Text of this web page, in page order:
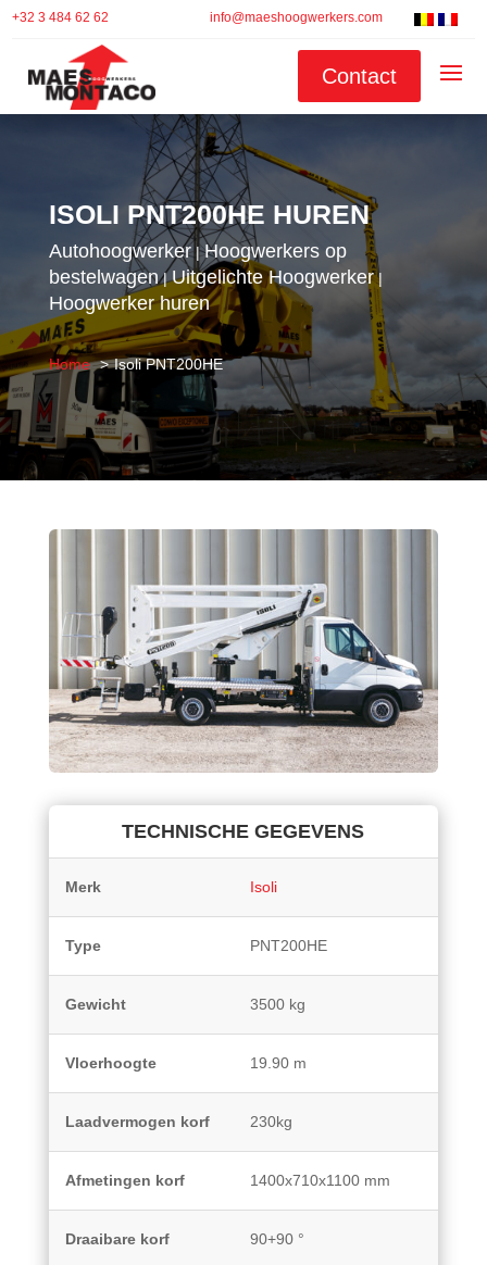
+32 3 484 62 62 info@maeshoogwerkers.com
Contact
ISOLI PNT200HE HUREN
Autohoogwerker|Hoogwerkers op
bestelwagen|Uitgelichte Hoogwerker|
Hoogwerker huren
Home Isoli PNT200HE
TECHNISCHE GEGEVENS
Merk Isoli
Type PNT200HE
Gewicht 3500 kg
Vloerhoogte 19.90 m
Laadvermogen korf 230kg
Afmetingen korf 1400x710x1100 mm
Draaibare korf 90+90 °